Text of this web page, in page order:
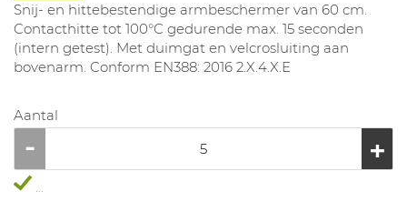
Snij- en hittebestendige armbeschermer van 60 cm.
Contacthitte tot 100°C gedurende max. 15 seconden
(intern getest). Met duimgat en velcrosluiting aan
bovenarm. Conform EN388: 2016 2.X.4.X.E
Aantal
...